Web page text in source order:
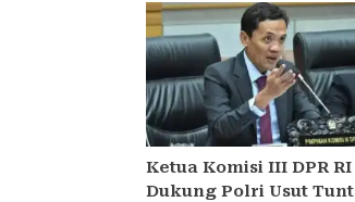
Ketua Komisi III DPR RI
Dukung Polri Usut